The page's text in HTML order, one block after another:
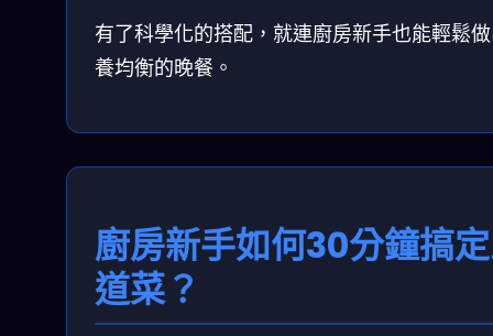
有了科學化的搭配，就連廚房新手也能輕鬆
養均衡的晚餐。
廚房新手如何30分鐘搞
道菜？